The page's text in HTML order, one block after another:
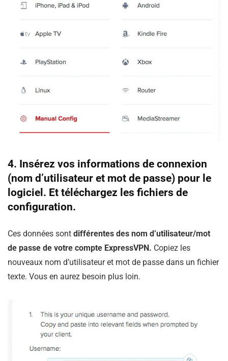
4. Insérez vos informations de connexion
(nom d’utilisateur et mot de passe) pour le
logiciel. Et téléchargez les fichiers de
configuration.
Ces données sont différentes des nom d’utilisateur/mot
de passe de votre compte ExpressVPN. Copiez les
nouveaux nom d’utilisateur et mot de passe dans un fichier
texte. Vous en aurez besoin plus loin.